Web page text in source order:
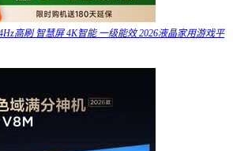
高刷 智慧屏 4K智能 一级能效 2026液晶家用游戏平